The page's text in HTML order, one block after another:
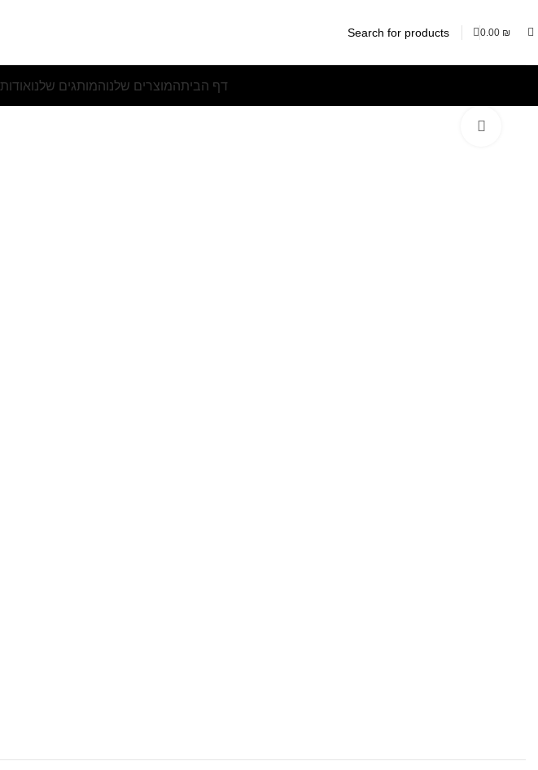
0.00 ₪
דף הביתהמוצרים שלנוהמותגים שלנואודות